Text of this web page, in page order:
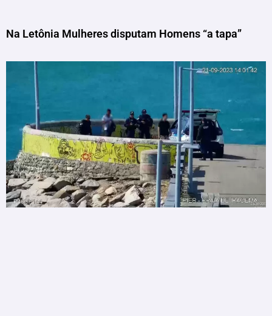
Na Letônia Mulheres disputam Homens “a tapa”